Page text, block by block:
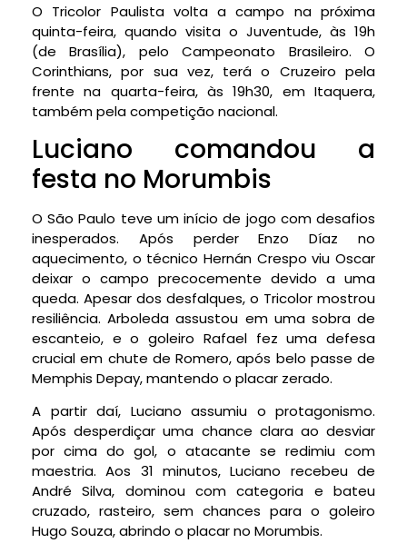
O Tricolor Paulista volta a campo na próxima
quinta-feira, quando visita o Juventude, às 19h
(de Brasília), pelo Campeonato Brasileiro. O
Corinthians, por sua vez, terá o Cruzeiro pela
frente na quarta-feira, às 19h30, em Itaquera,
também pela competição nacional.
Luciano comandou a
festa no Morumbis
O São Paulo teve um início de jogo com desafios
inesperados. Após perder Enzo Díaz no
aquecimento, o técnico Hernán Crespo viu Oscar
deixar o campo precocemente devido a uma
queda. Apesar dos desfalques, o Tricolor mostrou
resiliência. Arboleda assustou em uma sobra de
escanteio, e o goleiro Rafael fez uma defesa
crucial em chute de Romero, após belo passe de
Memphis Depay, mantendo o placar zerado.
A partir daí, Luciano assumiu o protagonismo.
Após desperdiçar uma chance clara ao desviar
por cima do gol, o atacante se redimiu com
maestria. Aos 31 minutos, Luciano recebeu de
André Silva, dominou com categoria e bateu
cruzado, rasteiro, sem chances para o goleiro
Hugo Souza, abrindo o placar no Morumbis.